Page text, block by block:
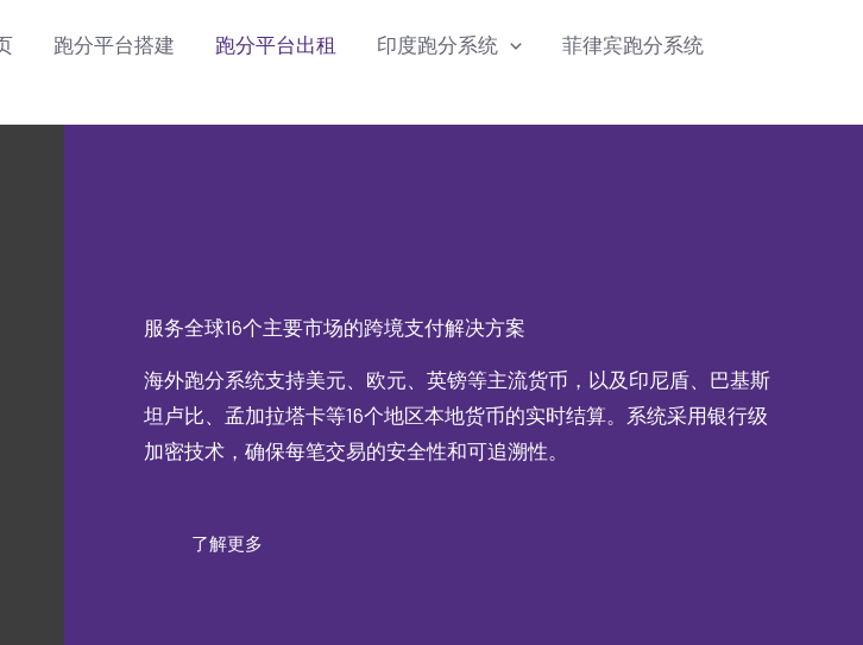
跑分平台搭建 跑分平台出租 印度跑分系统
菲律宾跑分系统
服务全球16个主要市场的跨境支付解决方案
海外跑分系统支持美元、欧元、英镑等主流货币，以及印尼盾、巴基斯
坦卢比、孟加拉塔卡等16个地区本地货币的实时结算。系统采用银行级
加密技术，确保每笔交易的安全性和可追溯性。
了解更多